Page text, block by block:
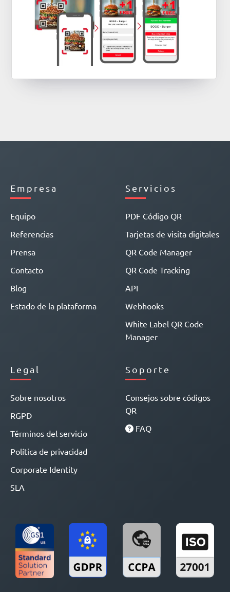
Empresa
Equipo
Referencias
Prensa
Contacto
Blog
Estado de la plataforma
Servicios
PDF Código QR
Tarjetas de visita digitales
QR Code Manager
QR Code Tracking
API
Webhooks
White Label QR Code
Manager
Legal
Sobre nosotros
RGPD
Términos del servicio
Política de privacidad
Corporate Identity
SLA
Soporte
Consejos sobre códigos
QR
FAQ